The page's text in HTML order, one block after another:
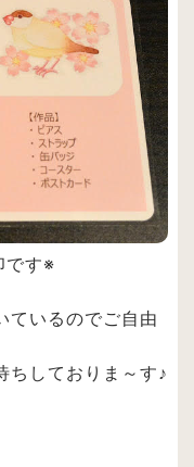
です※
ているのでご自由
ちしておりま～す♪